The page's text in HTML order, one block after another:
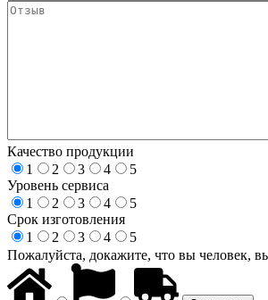
Качество продукции
1
2 3 4
5
Уровень сервиса
1
2 3 4
5
Срок изготовления
1
2 3 4
5
Пожалуйста, докажите, что вы человек,